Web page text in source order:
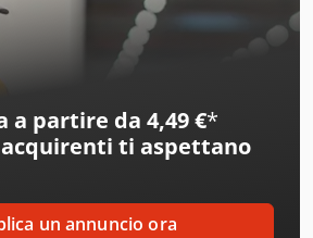
a partire da 4,49 €*
ti aspettano
un annuncio ora